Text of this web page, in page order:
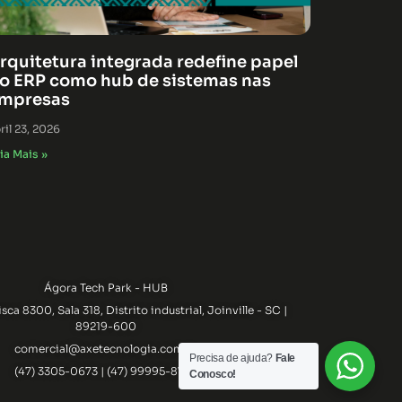
integrada redefine papel
ERP como hub de sistemas nas
23, 2026
Mais »
Ágora Tech Park - HUB
8300, Sala 318, Distrito industrial, Joinville - SC |
89219-600
comercial@axetecnologia.com.br
(47) 3305-0673 | (47) 99995-8705
Precisa de ajuda? Fale
Conosco!